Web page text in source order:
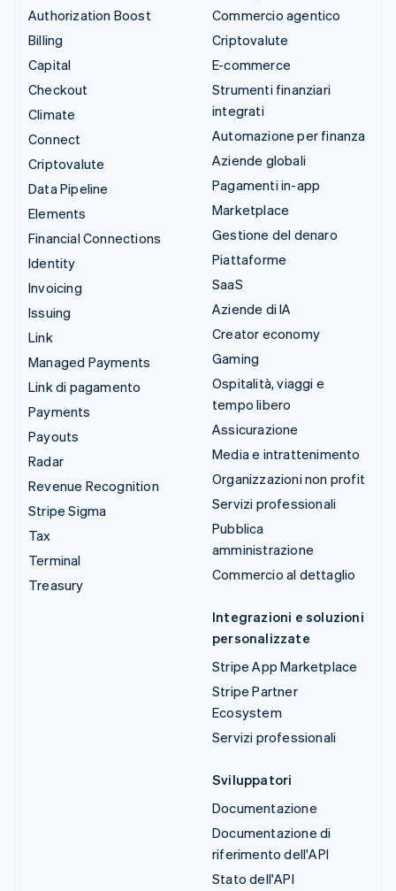
Authorization Boost
Billing
Capital
Checkout
Climate
Connect
Criptovalute
Data Pipeline
Elements
Financial Connections
Identity
Invoicing
Issuing
Link
Managed Payments
Link di pagamento
Payments
Payouts
Radar
Revenue Recognition
Stripe Sigma
Tax
Terminal
Treasury
Commercio agentico
Criptovalute
E-commerce
Strumenti finanziari
integrati
Automazione per finanza
Aziende globali
Pagamenti in-app
Marketplace
Gestione del denaro
Piattaforme
SaaS
Aziende di IA
Creator economy
Gaming
Ospitalità, viaggi e
tempo libero
Assicurazione
Media e intrattenimento
Organizzazioni non profit
Servizi professionali
Pubblica
amministrazione
Commercio al dettaglio
Integrazioni e soluzioni
personalizzate
Stripe App Marketplace
Stripe Partner
Ecosystem
Servizi professionali
Sviluppatori
Documentazione
Documentazione di
riferimento dell'API
Stato dell'API